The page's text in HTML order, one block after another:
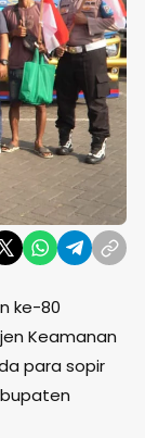
ke-80
Keamanan
para sopir